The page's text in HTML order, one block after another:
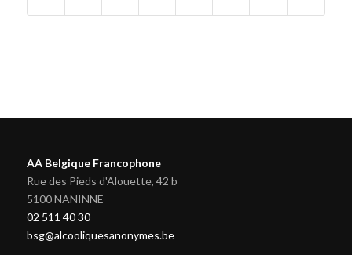
AA Belgique Francophone
Rue des Pieds d'Alouette, 42 b
5100 NANINNE
02 511 40 30
bsg@alcooliquesanonymes.be